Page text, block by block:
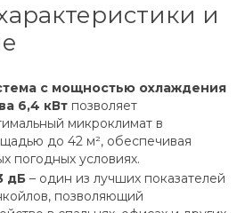
и
с мощностью охлаждения
6,4 кВт позволяет
микроклимат в
до 42 м², обеспечивая
погодных условиях.
дБ – один из лучших показателей
позволяющий